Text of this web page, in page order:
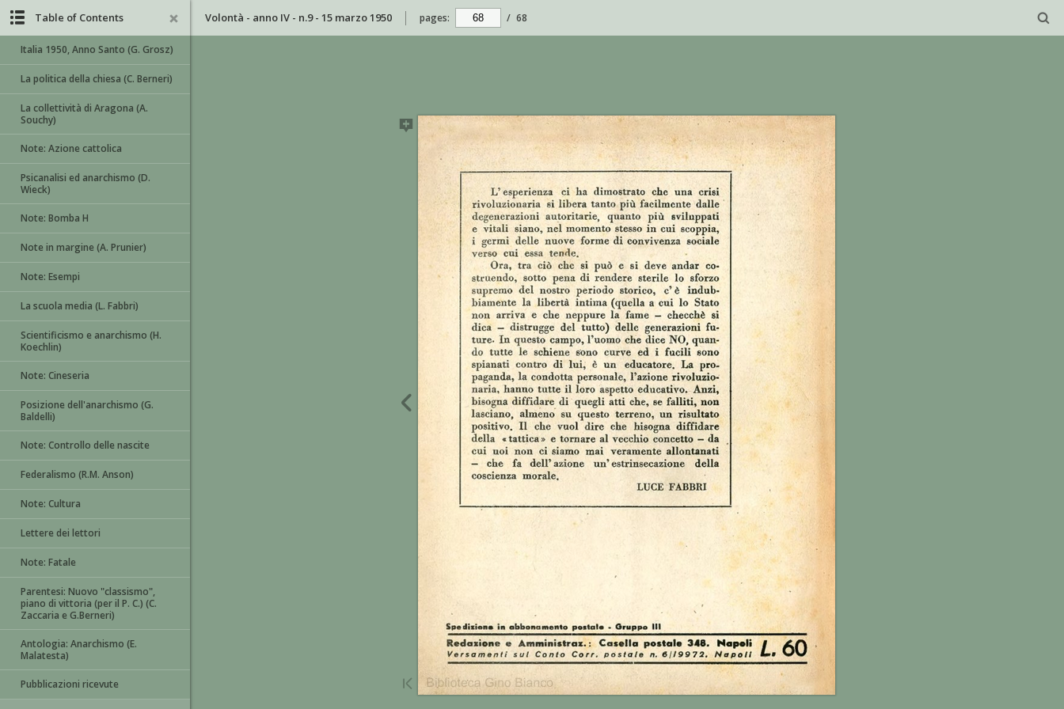
Volontà - anno IV - n.9 - 15 marzo 1950 pages: / 68
Table of Contents
Italia 1950, Anno Santo (G. Grosz)
La politica della chiesa (C. Berneri)
La collettività di Aragona (A.
Souchy)
Note: Azione cattolica
Psicanalisi ed anarchismo (D.
Wieck)
Note: Bomba H
Note in margine (A. Prunier)
Note: Esempi
La scuola media (L. Fabbri)
Scientificismo e anarchismo (H.
Koechlin)
Note: Cineseria
Posizione dell'anarchismo (G.
Baldelli)
Note: Controllo delle nascite
Federalismo (R.M. Anson)
Note: Cultura
Lettere dei lettori
Note: Fatale
Parentesi: Nuovo "classismo",
piano di vittoria (per il P. C.) (C.
Zaccaria e G.Berneri)
Antologia: Anarchismo (E.
Malatesta)
Pubblicazioni ricevute